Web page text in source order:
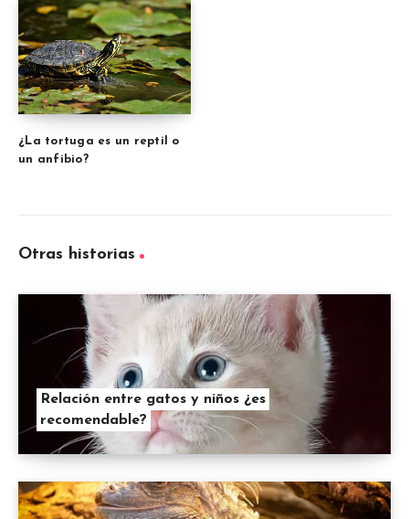
¿La tortuga es un reptil o
un anfibio?
Otras historias
Relación entre gatos y niños ¿es
recomendable?